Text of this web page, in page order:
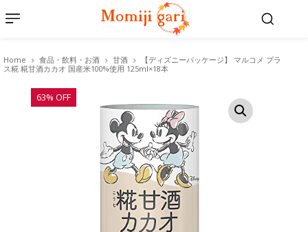
Home 食品・飲料・お酒 甘酒
【ディズニーパッケージ】 マルコメ プラ
ス糀 糀甘酒カカオ 国産米100%使用 125ml×18本
63% OFF